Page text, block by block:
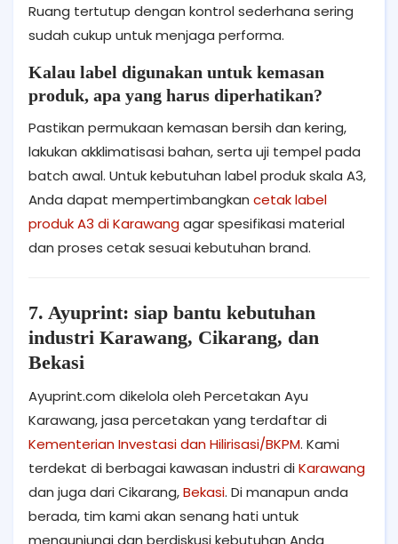
Ruang tertutup dengan kontrol sederhana sering
sudah cukup untuk menjaga performa.
Kalau label digunakan untuk kemasan
produk, apa yang harus diperhatikan?
Pastikan permukaan kemasan bersih dan kering,
lakukan akklimatisasi bahan, serta uji tempel pada
batch awal. Untuk kebutuhan label produk skala A3,
Anda dapat mempertimbangkan cetak label
produk A3 di Karawangagar spesifikasi material
dan proses cetak sesuai kebutuhan brand.
7. Ayuprint: siap bantu kebutuhan
industri Karawang, Cikarang, dan
Bekasi
Ayuprint.com dikelola oleh Percetakan Ayu
Karawang, jasa percetakan yang terdaftar di
Kementerian Investasi dan Hilirisasi/BKPM. Kami
terdekat di berbagai kawasan industri diKarawang
dan juga dari Cikarang,Bekasi. Di manapun anda
berada, tim kami akan senang hati untuk
mengunjungi dan berdiskusi kebutuhan Anda